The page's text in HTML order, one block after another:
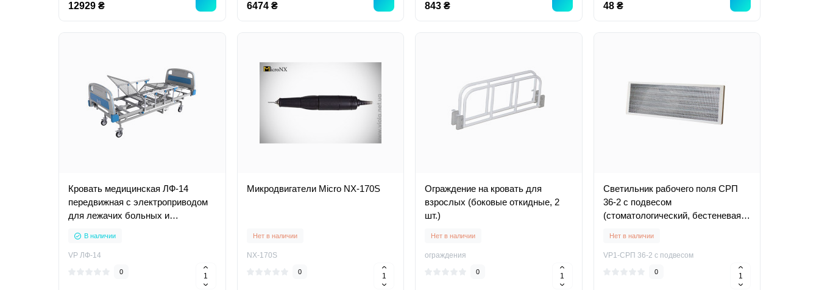
12929 ₴ 6474 ₴ 843 ₴ 48 ₴
Кровать медицинская ЛФ-14
передвижная с электроприводом
для лежачих больных и
В наличии
VP ЛФ-14
0
Микродвигатели Micro NX-170S
Нет в наличии
NX-170S
0
Ограждение на кровать для
взрослых (боковые откидные, 2
шт.)
Нет в наличии
ограждения
0
Светильник рабочего поля СРП
36-2 с подвесом
(стоматологический, бестеневая
Нет в наличии
VP1-СРП 36-2 с подвесом
0